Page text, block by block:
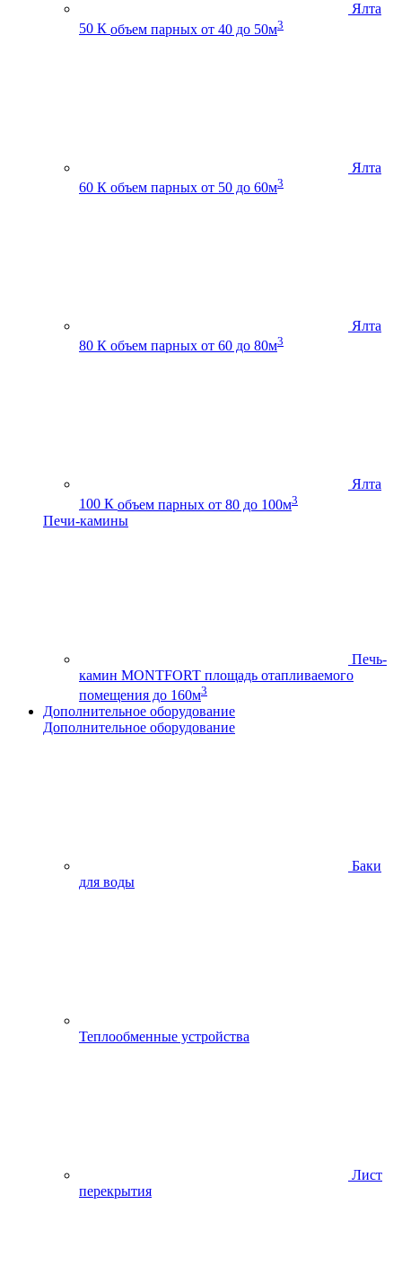
Ялта
50 К объем парных от 40 до 50м3
Ялта
60 К объем парных от 50 до 60м3
Ялта
80 К объем парных от 60 до 80м3
Ялта
100 К объем парных от 80 до 100м3
Печи-камины
Печь-
камин MONTFORT площадь отапливаемого
помещения до 160м3
Дополнительное оборудование
Дополнительное оборудование
Баки
для воды
Теплообменные устройства
Лист
перекрытия